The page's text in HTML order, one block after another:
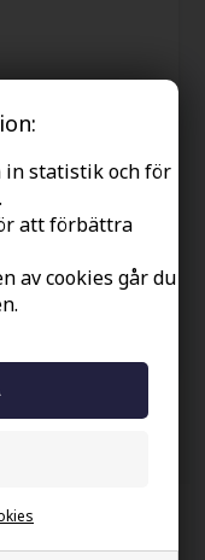
in statistik och för
att förbättra
av cookies går du